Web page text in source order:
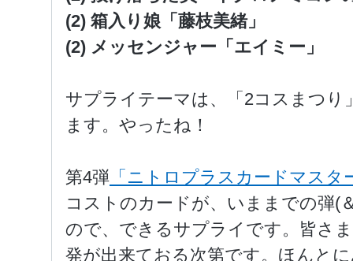
(2) 箱入り娘「藤枝美緒」
(2) メッセンジャー「エイミー」
サプライテーマは、「2コスまつり
ます。やったね！
第4弾 「ニトロプラスカードマスタ
コストのカードが、いままでの弾(
ので、できるサプライです。皆さ
発が出来ておる次第です。ほんと